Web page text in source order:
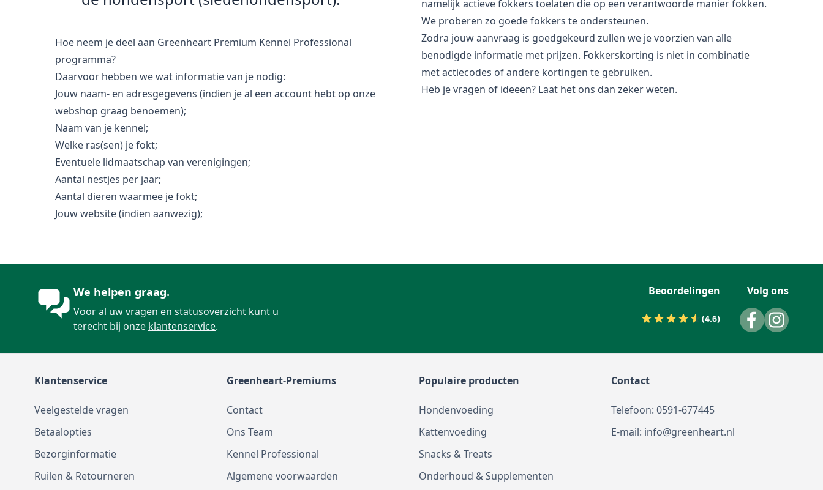
Hoe neem je deel aan Greenheart Premium Kennel Professional
programma?
Daarvoor hebben we wat informatie van je nodig:
Jouw naam- en adresgegevens (indien je al een account hebt op onze
webshop graag benoemen);
Naam van je kennel;
Welke ras(sen) je fokt;
Eventuele lidmaatschap van verenigingen;
Aantal nestjes per jaar;
Aantal dieren waarmee je fokt;
Jouw website (indien aanwezig);
namelijk actieve fokkers toelaten die op een verantwoorde manier fokken.
We proberen zo goede fokkers te ondersteunen.
Zodra jouw aanvraag is goedgekeurd zullen we je voorzien van alle
benodigde informatie met prijzen. Fokkerskorting is niet in combinatie
met actiecodes of andere kortingen te gebruiken.
Heb je vragen of ideeën? Laat het ons dan zeker weten.
We helpen graag.
Voor al uwvragen en statusoverzicht kunt u
terecht bij onze klantenservice.
Beoordelingen
(4.6)
Volg ons
Klantenservice
Veelgestelde vragen
Betaalopties
Bezorginformatie
Ruilen & Retourneren
Greenheart-Premiums
Contact
Ons Team
Kennel Professional
Algemene voorwaarden
Populaire producten
Hondenvoeding
Kattenvoeding
Snacks & Treats
Onderhoud & Supplementen
Contact
Telefoon: 0591-677445
E-mail: info@greenheart.nl